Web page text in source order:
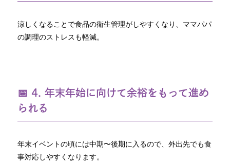
涼しくなることで食品の衛生管理がしやすくなり、ママパパ
の調理のストレスも軽減。
📅 4. 年末年始に向けて余裕をもって進め
られる
年末イベントの頃には中期〜後期に入るので、外出先でも食
事対応しやすくなります。